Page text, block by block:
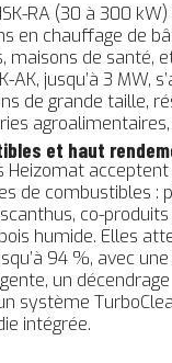
RA (30 à 300
en chauffage de
maisons de santé,
AK, jusqu’à 3 MW,
de grande taille,
et haut
Heizomat acceptent
de combustibles :
co-produits
humide. Elles
94 %, avec
un décendrage
système
intégrée.